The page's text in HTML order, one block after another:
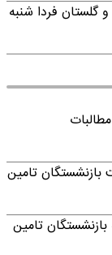
گلستان فردا شنبه
بازنشستگان تامین
تامین